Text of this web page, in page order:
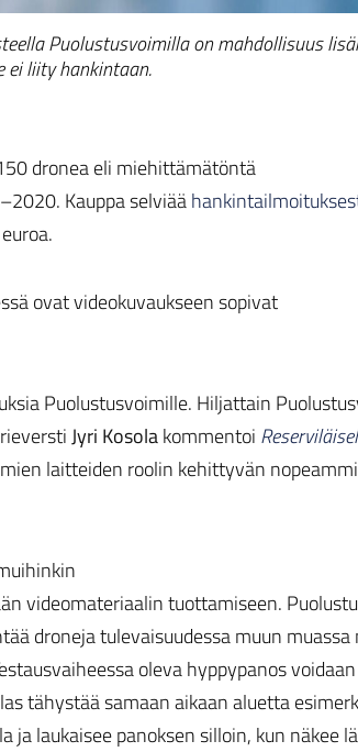
Puolustusvoimilla on mahdollisuus
ei liity hankintaan.
dronea eli miehittämätöntä
Kauppa selviää
ovat videokuvaukseen sopivat
Puolustusvoimille. Hiljattain
Jyri Kosolakommentoi
laitteiden roolin kehittyvän
videomateriaalin tuottamiseen.
droneja tulevaisuudessa muun
oleva hyppypanos
tähystää samaan aikaan aluetta
ja laukaisee panoksen silloin, kun näkee